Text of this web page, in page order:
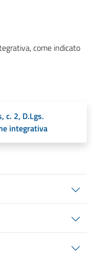
come indicato
c. 2, D.Lgs.
integrativa